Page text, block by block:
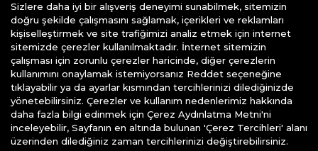
teknoklik.com © 2026 - Her Hakkı Saklıdır.
e-ticaret alt yapısı ile hazırlanmıştır
Sizlere daha iyi bir alışveriş deneyimi sunabilmek, sitemizin
doğru şekilde çalışmasını sağlamak, içerikleri ve reklamları
kişiselleştirmek ve site trafiğimizi analiz etmek için internet
sitemizde çerezler kullanılmaktadır. İnternet sitemizin
çalışması için zorunlu çerezler haricinde, diğer çerezlerin
kullanımını onaylamak istemiyorsanız Reddet seçeneğine
tıklayabilir ya da ayarlar kısmından tercihlerinizi dilediğinizde
yönetebilirsiniz. Çerezler ve kullanım nedenlerimiz hakkında
daha fazla bilgi edinmek için Çerez Aydınlatma Metni'ni
inceleyebilir, Sayfanın en altında bulunan 'Çerez Tercihleri' alanı
üzerinden dilediğiniz zaman tercihlerinizi değiştirebilirsiniz.